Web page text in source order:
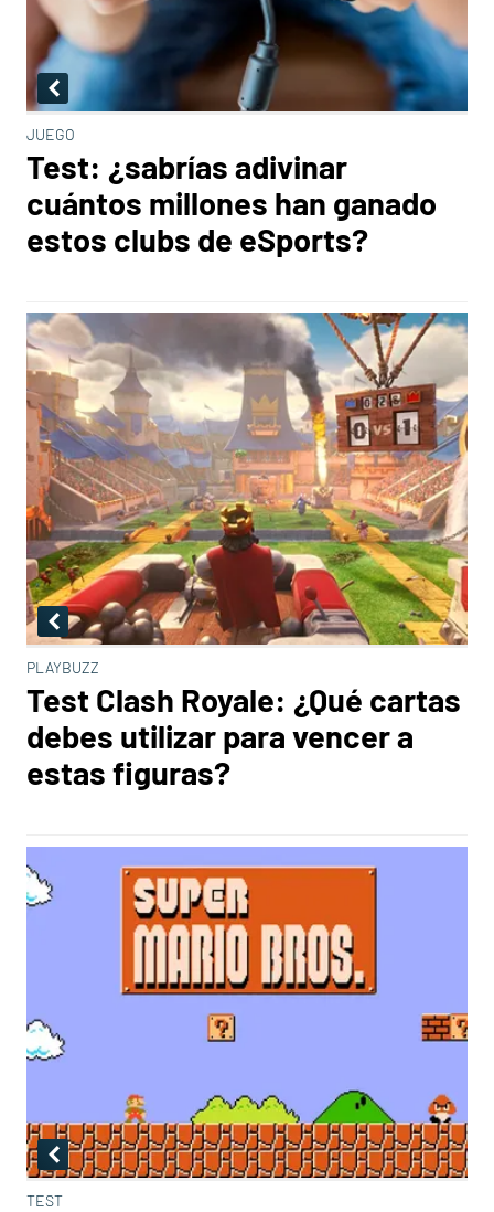
JUEGO
Test: ¿sabrías adivinar
cuántos millones han ganado
estos clubs de eSports?
PLAYBUZZ
Test Clash Royale: ¿Qué cartas
debes utilizar para vencer a
estas figuras?
TEST